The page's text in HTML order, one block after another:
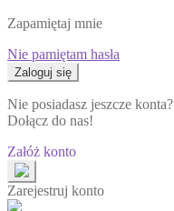
Zapamiętaj mnie
Nie pamiętam hasła
Nie posiadasz jeszcze konta?
Dołącz do nas!
Załóż konto
Zarejestruj konto